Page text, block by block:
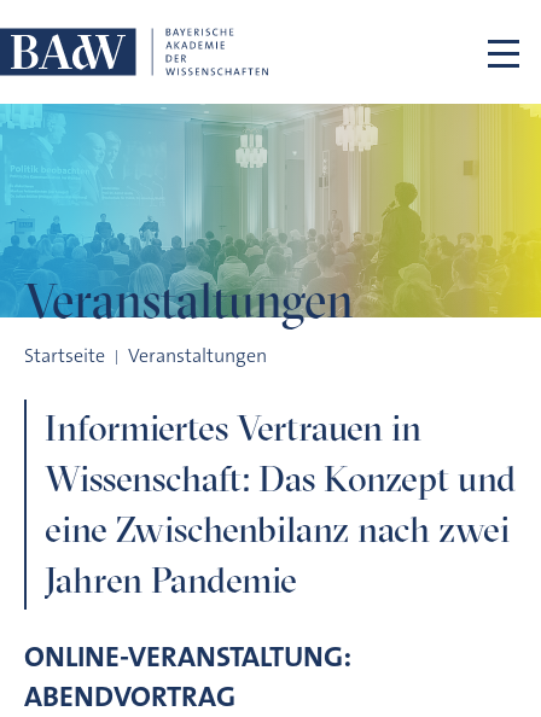
Veranstaltungen
Startseite Veranstaltungen
Informiertes Vertrauen in
Wissenschaft: Das Konzept und
eine Zwischenbilanz nach zwei
Jahren Pandemie
ONLINE-VERANSTALTUNG:
ABENDVORTRAG